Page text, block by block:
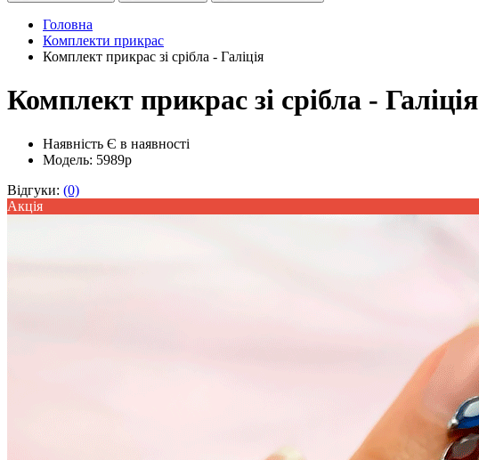
Головна
Комплекти прикрас
Комплект прикрас зі срібла - Галіція
Комплект прикрас зі срібла - Галіція
Наявність Є в наявності
Модель: 5989р
Відгуки: (0)
Акцiя